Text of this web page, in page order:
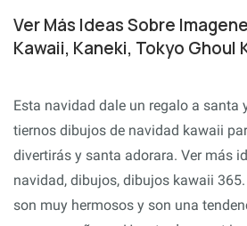
Ver Más Ideas Sobre
Kawaii, Kaneki, Tokyo Ghoul
Esta navidad dale un regalo a santa
tiernos dibujos de navidad kawaii
divertirás y santa adorara. Ver más
navidad, dibujos, dibujos kawaii
son muy hermosos y son una